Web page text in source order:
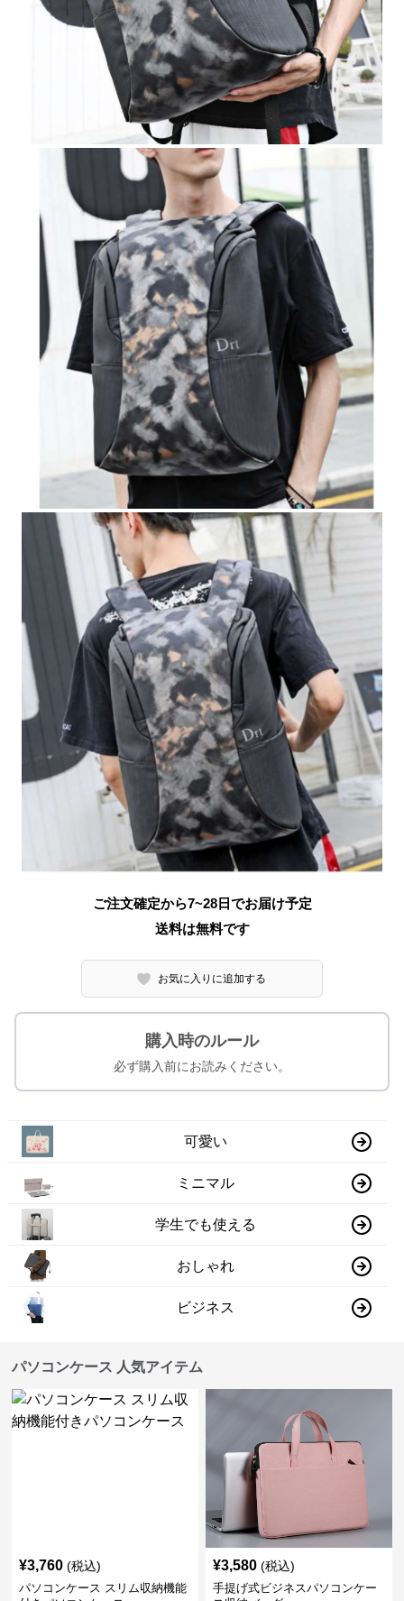
ご注文確定から7~28日でお届け予定
送料は無料です
お気に入りに追加する
購入時のルール
必ず購入前にお読みください。
可愛い
ミニマル
学生でも使える
おしゃれ
ビジネス
パソコンケース 人気アイテム
¥3,760 (税込)
パソコンケース スリム収納機能
¥3,580 (税込)
手提げ式ビジネスパソコンケー